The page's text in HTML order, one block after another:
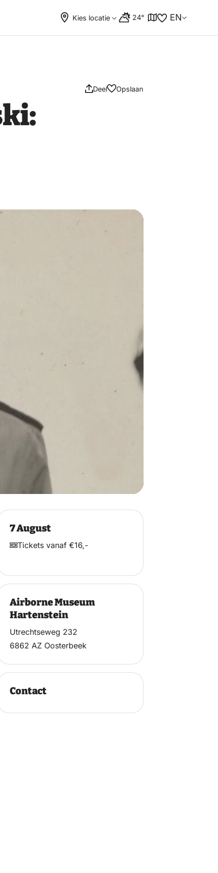
Kies locatie 24° EN
Deel Opslaan
7 August
Tickets vanaf €16,-
Airborne Museum
Hartenstein
Utrechtseweg 232
6862 AZ Oosterbeek
Contact